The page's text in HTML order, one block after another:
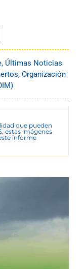
, Últimas Noticias
, Organización
que pueden
estas imágenes
informe